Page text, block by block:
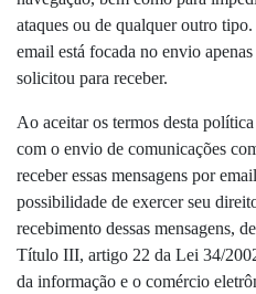
ataques ou de qualquer outro
email está focada no envio
solicitou para receber.
Ao aceitar os termos desta
com o envio de comunicações
receber essas mensagens por
possibilidade de exercer seu
recebimento dessas mensagens,
Título III, artigo 22 da Lei 34/
da informação e o comércio